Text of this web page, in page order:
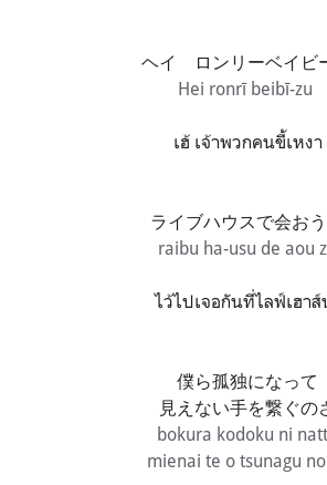
ヘイ ロンリーベイビ
Hei ronrī beibī-zu
เฮ้ เจ้าพวกคนขี้เหงา
ライブハウスで会お
raibu ha-usu de aou
ไว้ไปเจอกันที่ไลฟ์เฮาส์
僕ら孤独になって
見えない手を繋ぐの
bokura kodoku ni
mienai te o tsunagu